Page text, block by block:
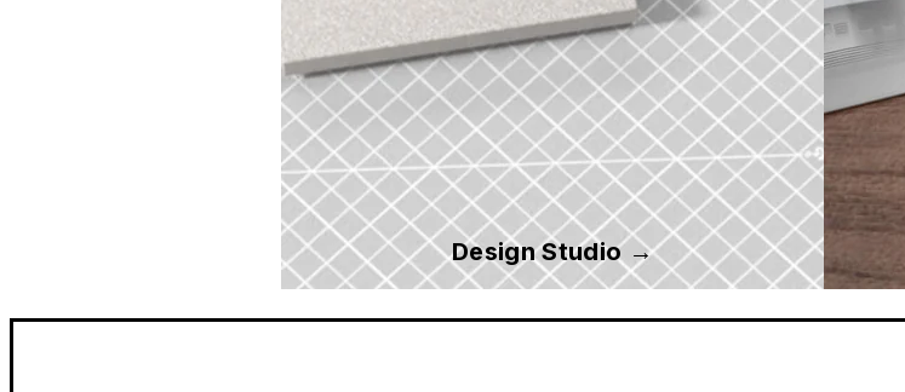
Design Studio →